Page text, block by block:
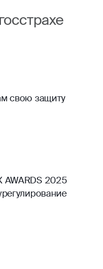
свою защиту
AWARDS 2025